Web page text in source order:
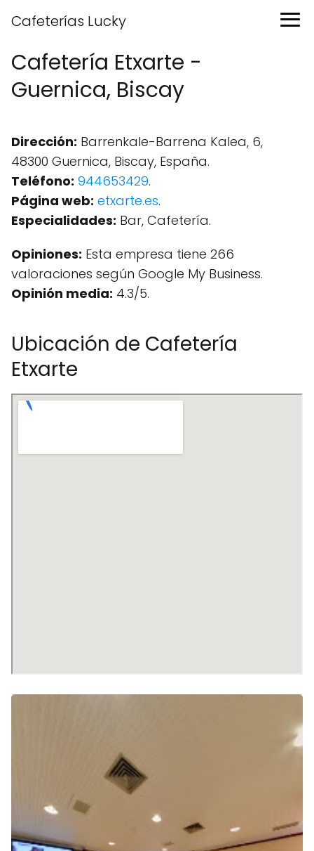
Cafeterías Lucky
Cafetería Etxarte -
Guernica, Biscay
Dirección: Barrenkale-Barrena Kalea, 6,
48300 Guernica, Biscay, España.
Teléfono: 944653429.
Página web: etxarte.es.
Especialidades: Bar, Cafetería.
Opiniones: Esta empresa tiene 266
valoraciones según Google My Business.
Opinión media: 4.3/5.
Ubicación de Cafetería
Etxarte